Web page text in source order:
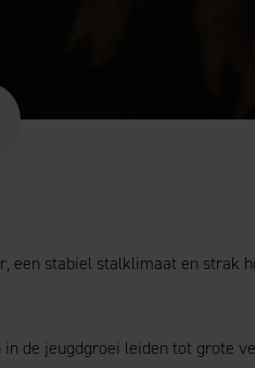
naar content
een stabiel stalklimaat en strak
de jeugdgroei leiden tot grote